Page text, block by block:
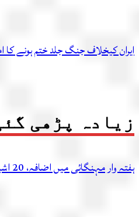
ایران کیخلاف جنگ جلد ختم ہونے
زیادہ پڑھی
ہفتہ وار مہنگائی میں اضافہ، 20 اشیائے ضروریہ کی قیمتیں بڑھ گئیں